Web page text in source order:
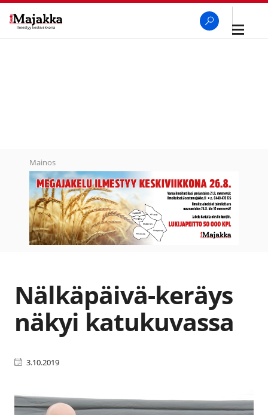
Avaa
Mainos
Nälkäpäivä-keräys
näkyi katukuvassa
3.10.2019